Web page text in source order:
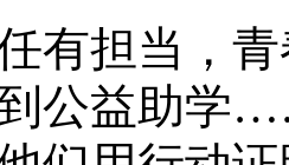
担当，青
公益助学